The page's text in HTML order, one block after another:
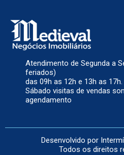
Atendimento de Segunda a
feriados)
das 09h as 12h e 13h as 17h.
Sábado visitas de vendas
agendamento
Desenvolvido por
Todos os direitos